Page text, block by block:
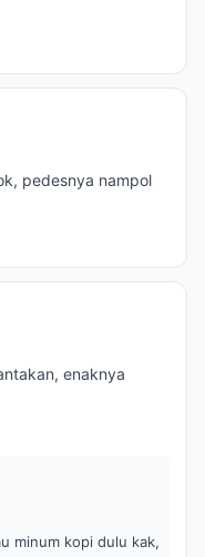
pedesnya nampol
enaknya
minum kopi dulu kak,